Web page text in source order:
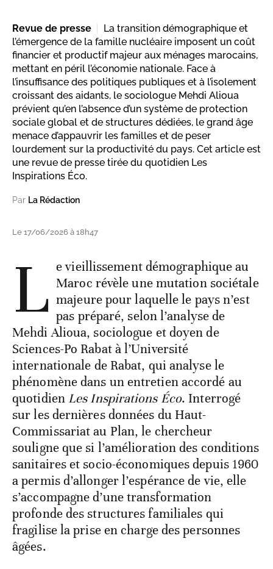
Revue de presse
La transition démographique et
l’émergence de la famille nucléaire imposent un coût
financier et productif majeur aux ménages marocains,
mettant en péril l’économie nationale. Face à
l’insuffisance des politiques publiques et à l’isolement
croissant des aidants, le sociologue Mehdi Alioua
prévient qu’en l’absence d’un système de protection
sociale global et de structures dédiées, le grand âge
menace d’appauvrir les familles et de peser
lourdement sur la productivité du pays. Cet article est
une revue de presse tirée du quotidien Les
Inspirations Éco.
Par La Rédaction
Le 17/06/2026 à 18h47
L e vieillissement démographique au
Maroc révèle une mutation sociétale
majeure pour laquelle le pays n’est
pas préparé, selon l’analyse de
Mehdi Alioua, sociologue et doyen de
Sciences-Po Rabat à l’Université
internationale de Rabat, qui analyse le
phénomène dans un entretien accordé au
quotidien Les Inspirations Éco. Interrogé
sur les dernières données du Haut-
Commissariat au Plan, le chercheur
souligne que si l’amélioration des conditions
sanitaires et socio-économiques depuis 1960
a permis d’allonger l’espérance de vie, elle
s’accompagne d’une transformation
profonde des structures familiales qui
fragilise la prise en charge des personnes
âgées.